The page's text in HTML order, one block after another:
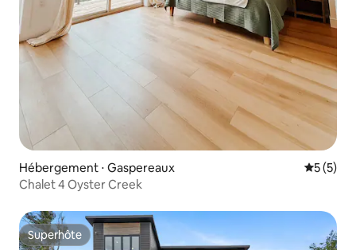
Hébergement ⋅ Gaspereaux
5 (5)
Chalet 4 Oyster Creek
Superhôte
Superhôte